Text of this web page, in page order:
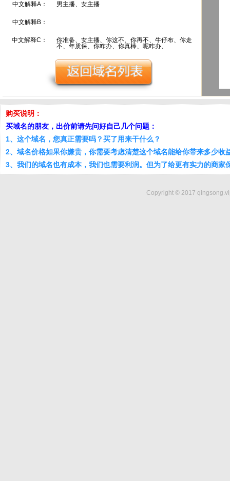
中文解释A： 男主播、女主播
中文解释B：
中文解释C：
你准备、女主播、你这不、你再不、牛仔布、你走
不、年质保、你咋办、你真棒、呢咋办、
购买说明：
买域名的朋友，出价前请先问好自己几个问题：
1、这个域名，您真正需要吗？买了用来干什么？
2、域名价格如果你嫌贵，你需要考虑清楚这个域名能给你带来多少收
3、我们的域名也有成本，我们也需要利润。但为了给更有实力的商家
Copyright © 2017